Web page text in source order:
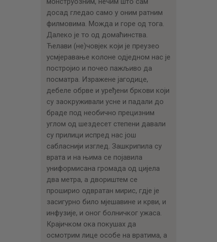
досад гледао само у оним ратним
филмовима. Можда и горе од тога.
Далеко је то од домаћинства.
Ћелави (не)човјек који је преузео
усмјеравање колоне одједном нас је
постројио и почео пажљиво да
посматра. Изражене јагодице,
дебеле обрве и уређени бркови који
су заокруживали усне и падали до
браде под необично прецизним
углом од шездесет степени давали
су прилици испред нас још
сабласнији изглед. Зашкрипила су
врата и на њима се појавила
униформисана громада од цијела
два метра, а двориштем се
проширио одвратан мирис, гдје је
засигурно било мјешавине и крви, и
инфузије, и оног болничког ужаса.
Крајичком ока покушах да
осмотрим лице особе на вратима, а